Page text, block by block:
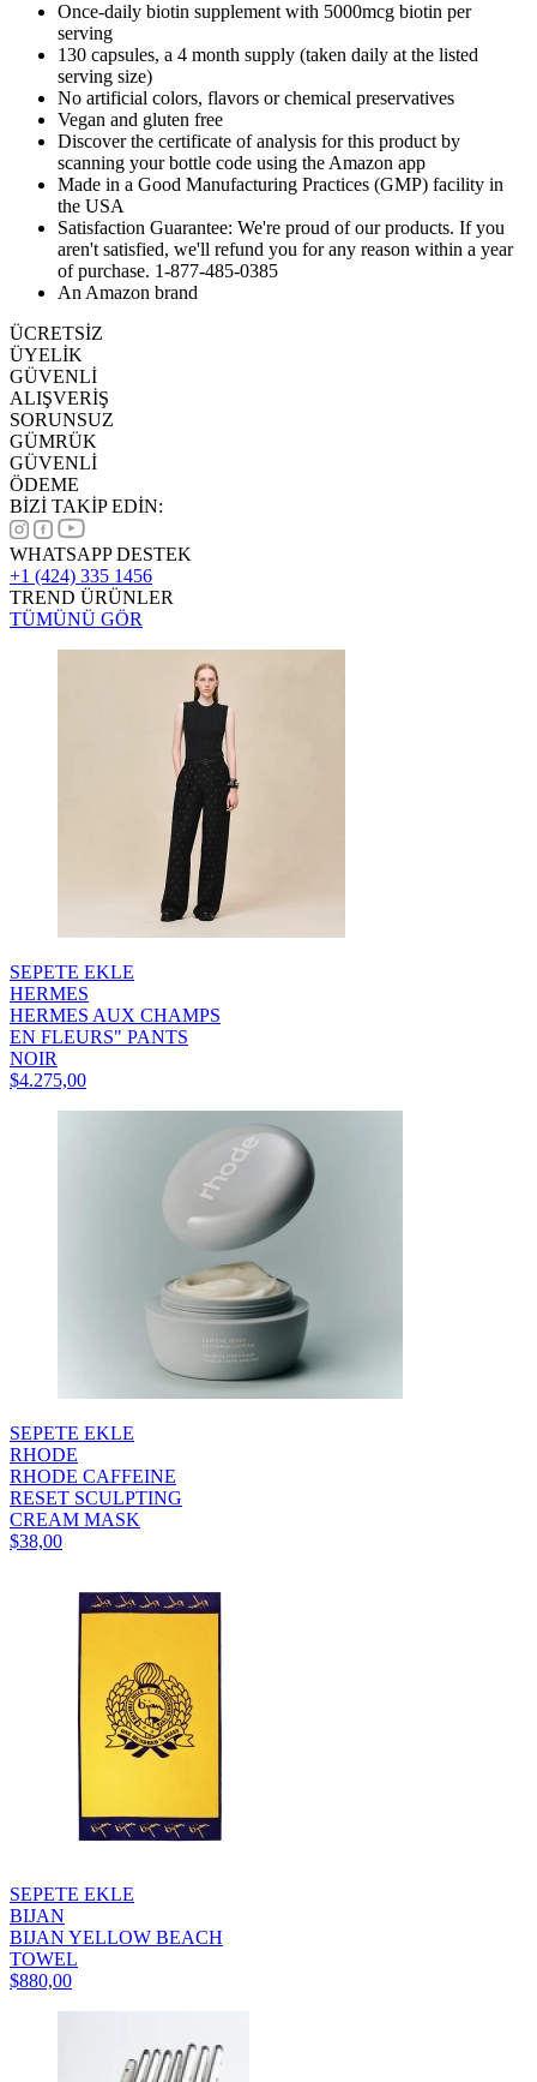
Once-daily biotin supplement with 5000mcg biotin per
serving
130 capsules, a 4 month supply (taken daily at the listed
serving size)
No artificial colors, flavors or chemical preservatives
Vegan and gluten free
Discover the certificate of analysis for this product by
scanning your bottle code using the Amazon app
Made in a Good Manufacturing Practices (GMP) facility in
the USA
Satisfaction Guarantee: We're proud of our products. If you
aren't satisfied, we'll refund you for any reason within a year
of purchase. 1-877-485-0385
An Amazon brand
ÜCRETSİZ
ÜYELİK
GÜVENLİ
ALIŞVERİŞ
SORUNSUZ
GÜMRÜK
GÜVENLİ
ÖDEME
BİZİ TAKİP EDİN:
WHATSAPP DESTEK
+1 (424) 335 1456
TREND ÜRÜNLER
TÜMÜNÜ GÖR
SEPETE EKLE
HERMES
HERMES AUX CHAMPS
EN FLEURS" PANTS
NOIR
$4.275,00
SEPETE EKLE
RHODE
RHODE CAFFEINE
RESET SCULPTING
CREAM MASK
$38,00
SEPETE EKLE
BIJAN
BIJAN YELLOW BEACH
TOWEL
$880,00